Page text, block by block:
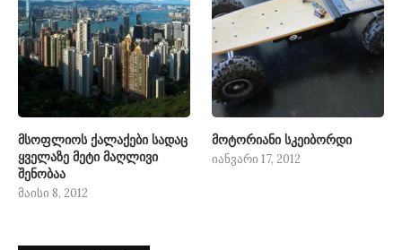
მსოფლიოს ქალაქები სადაც
ყველაზე მეტი მაღლივი
შენობაა
მაისი 8, 2012
მოტორიანი სკეიბორდი
იანვარი 17, 2012